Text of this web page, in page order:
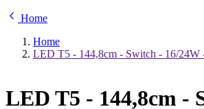
Home
Home
LED T5 - 144,8cm - Switch - 16/
LED T5 - 144,8cm -